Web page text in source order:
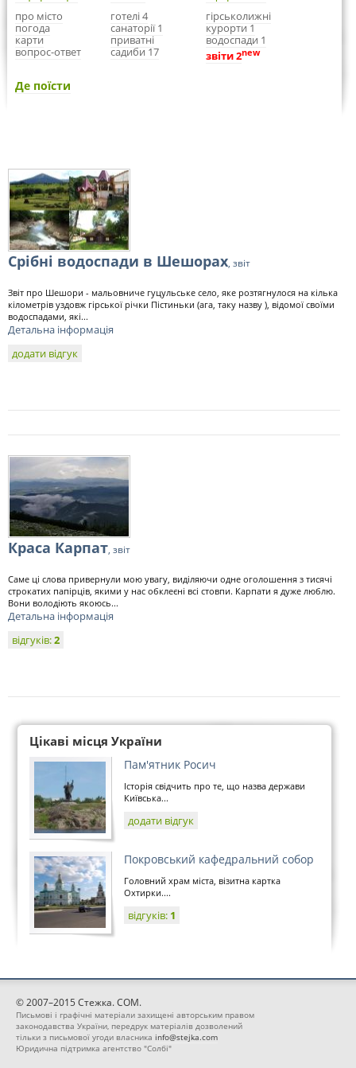
про місто
погода
карти
вопрос-ответ
готелі 4
санаторії 1
приватні
садиби 17
гірськолижні
курорти 1
водоспади 1
звіти 2new
Де поїсти
Срібні водоспади в Шешорах, звіт
Звіт про Шешори - мальовниче гуцульське село, яке розтягнулося на кілька
кілометрів уздовж гірської річки Пістиньки (ага, таку назву ), відомої своїми
водоспадами, які...
Детальна інформація
додати відгук
Краса Карпат, звіт
Саме ці слова привернули мою увагу, виділяючи одне оголошення з тисячі
строкатих папірців, якими у нас обклеєні всі стовпи. Карпати я дуже люблю.
Вони володіють якоюсь...
Детальна інформація
відгуків:2
Цікаві місця України
Пам'ятник Росич
Історія свідчить про те, що назва держави
Київська...
додати відгук
Покровський кафедральний собор
Головний храм міста, візитна картка
Охтирки....
відгуків: 1
© 2007–2015 Стежка. COM.
Письмові і графічні матеріали захищені авторським правом
законодавства України, передрук матеріалів дозволений
тільки з письмової угоди власника info@stejka.com
Юридична підтримка агентство "Солбі"